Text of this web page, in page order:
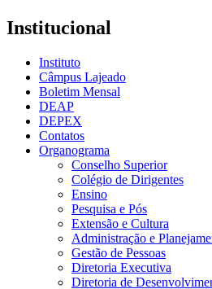
Institucional
Instituto
Câmpus Lajeado
Boletim Mensal
DEAP
DEPEX
Contatos
Organograma
Conselho Superior
Colégio de Dirigentes
Ensino
Pesquisa e Pós
Extensão e Cultura
Administração e
Gestão de Pessoas
Diretoria Executiva
Diretoria de